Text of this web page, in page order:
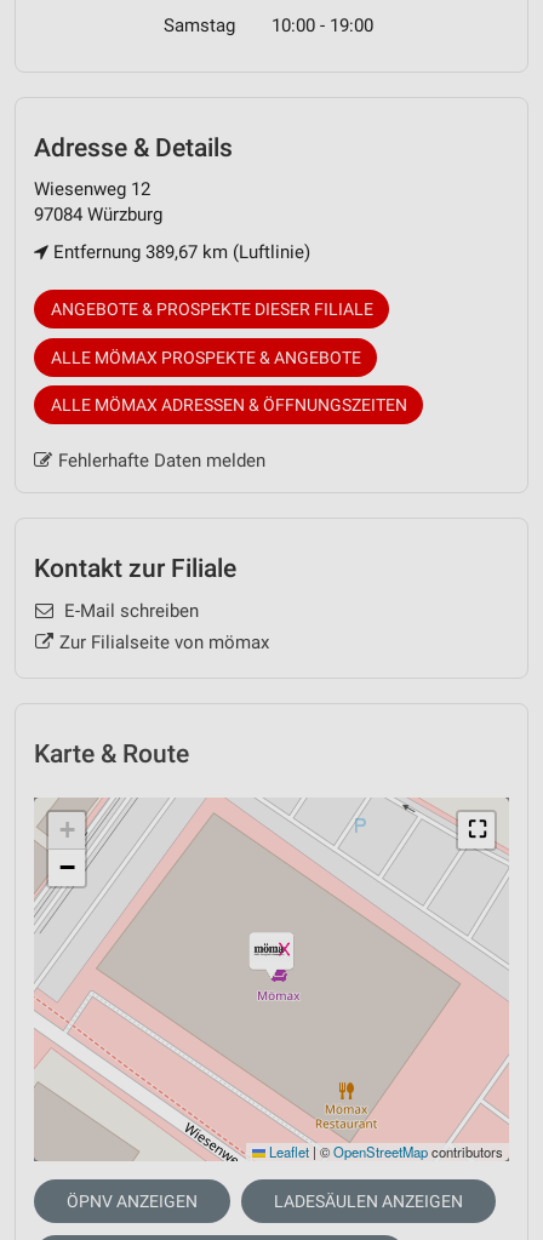
Samstag 10:00 - 19:00
Adresse & Details
Wiesenweg 12
97084 Würzburg
Entfernung 389,67 km (Luftlinie)
ANGEBOTE & PROSPEKTE DIESER FILIALE
ALLE MÖMAX PROSPEKTE & ANGEBOTE
ALLE MÖMAX ADRESSEN & ÖFFNUNGSZEITEN
Fehlerhafte Daten melden
Kontakt zur Filiale
E-Mail schreiben
Zur Filialseite von mömax
Karte & Route
⛶
+
−
Leaflet | ©OpenStreetMapcontributors
ÖPNV ANZEIGEN LADESÄULEN ANZEIGEN